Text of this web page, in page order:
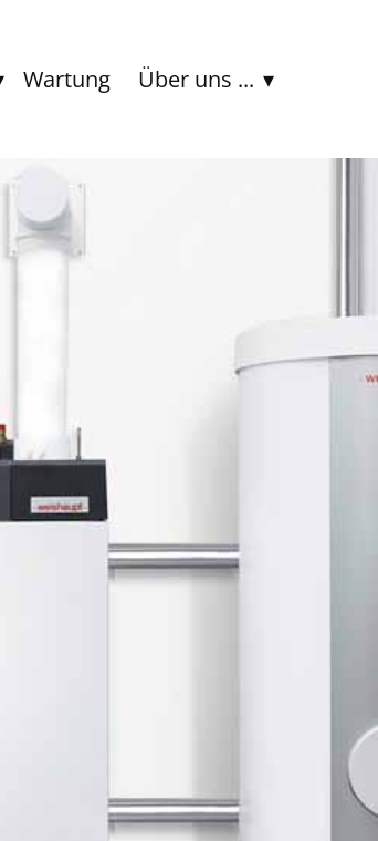
Wartung Über uns ...